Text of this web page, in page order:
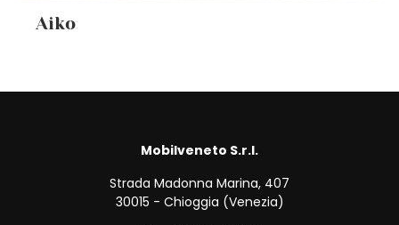
Aiko
Mobilveneto S.r.l.
Strada Madonna Marina, 407
30015 - Chioggia (Venezia)